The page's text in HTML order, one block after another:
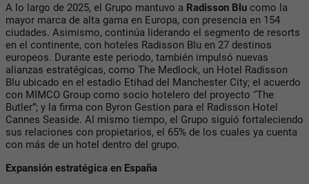
A lo largo de 2025, el Grupo mantuvo a Radisson Blu como la
mayor marca de alta gama en Europa, con presencia en 154
ciudades. Asimismo, continúa liderando el segmento de resorts
en el continente, con hoteles Radisson Blu en 27 destinos
europeos. Durante este periodo, también impulsó nuevas
alianzas estratégicas, como The Medlock, un Hotel Radisson
Blu ubicado en el estadio Etihad del Manchester City; el acuerdo
con MIMCO Group como socio hotelero del proyecto “The
Butler”; y la firma con Byron Gestion para el Radisson Hotel
Cannes Seaside. Al mismo tiempo, el Grupo siguió fortaleciendo
sus relaciones con propietarios, el 65% de los cuales ya cuenta
con más de un hotel dentro del grupo.
Expansión estratégica en España